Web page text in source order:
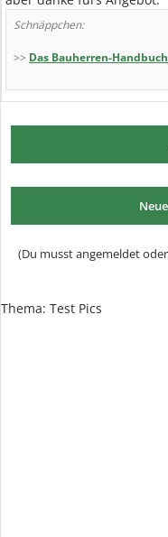
Schnäppchen:
>> Das Bauherren-Handbuch
(Du musst angemeldet
Thema: Test Pics